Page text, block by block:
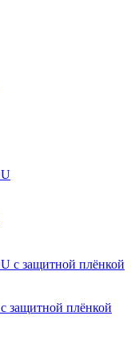
защитной плёнкой